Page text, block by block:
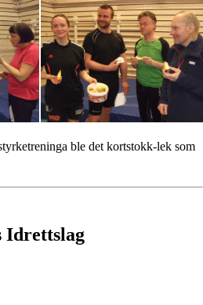
ble det kortstokk-lek som
Idrettslag